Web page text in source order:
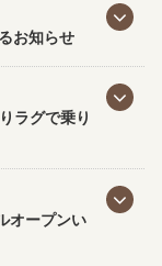
お知らせ
ラグで乗り
オープンい